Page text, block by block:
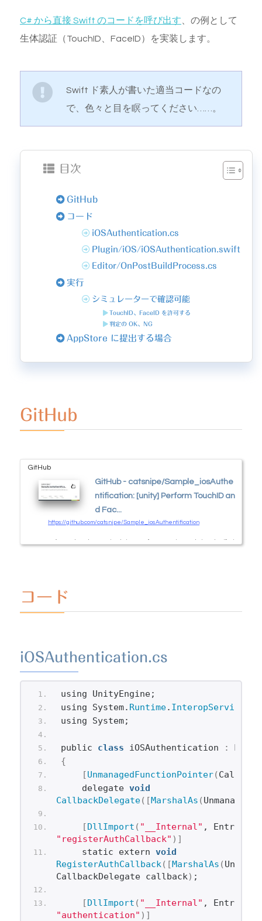
C# から直接 Swift のコードを呼び出す 、の例として
生体認証（TouchID、FaceID）を実装します。
Swift ド素人が書いた適当コードなの
で、色々と目を瞑ってください……。
目次
GitHub
コード
iOSAuthentication.cs
Plugin/iOS/iOSAuthentication.swift
Editor/OnPostBuildProcess.cs
実行
シミュレーターで確認可能
TouchID、FaceID を許可する
判定の OK、NG
AppStore に提出する場合
GitHub
GitHub
GitHub - catsnipe/Sample_iosAuthe
ntification: [unity] Perform TouchID an
d Fac...
https://github.com/catsnipe/Sample_iosAuthentification
Perform TouchID and FaceID on iOS devices. Contribute to catsnipe/Sample_iosAuthentificatio
コード
iOSAuthentication.cs
using UnityEngine;
using System. Runtime. InteropServices
using System;
public class iOSAuthentication :
{
[UnmanagedFunctionPointer(
    delegate
void
CallbackDelegate([MarshalAs (
[DllImport ( "__Internal"
"registerAuthCallback" )]
    static extern
void
RegisterAuthCallback([MarshalAs (
CallbackDelegate callback) ;
[DllImport ( "__Internal"
"authentication" )]